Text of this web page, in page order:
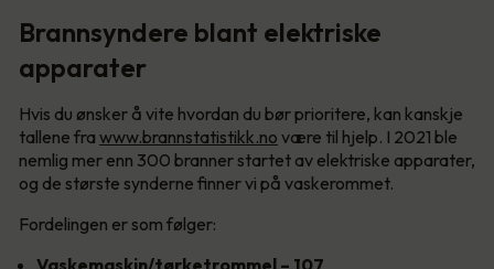
Brannsyndere blant elektriske
apparater
Hvis du ønsker å vite hvordan du bør prioritere, kan kanskje
tallene fra www.brannstatistikk.no være til hjelp. I 2021 ble
nemlig mer enn 300 branner startet av elektriske apparater,
og de største synderne finner vi på vaskerommet.
Fordelingen er som følger: